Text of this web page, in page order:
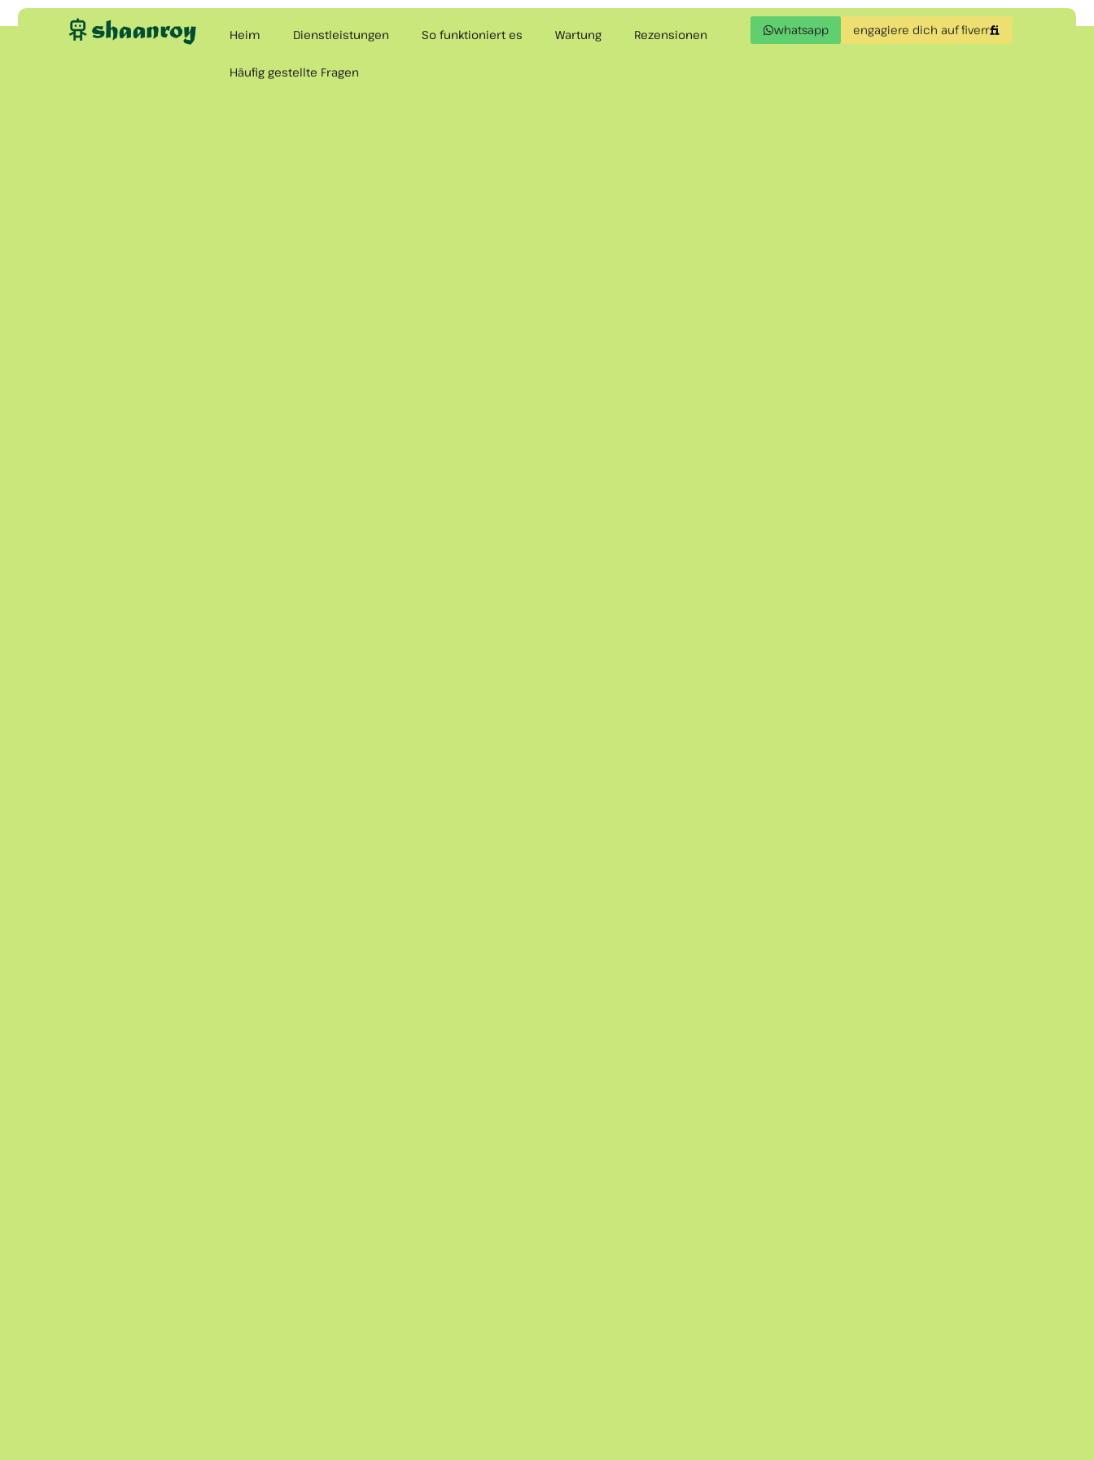
Heim Dienstleistungen So funktioniert es Wartung Rezensionen
Häufig gestellte Fragen
whatsapp engagiere dich auf fiverr